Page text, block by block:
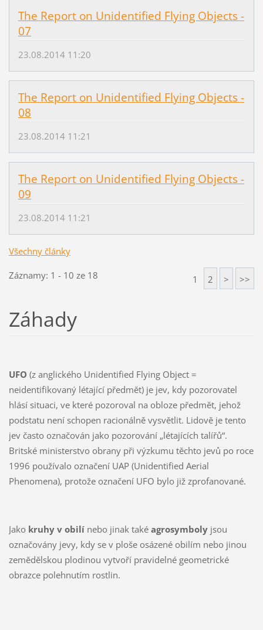
The Report on Unidentified Flying Objects -
07
23.08.2014 11:20
The Report on Unidentified Flying Objects -
08
23.08.2014 11:21
The Report on Unidentified Flying Objects -
09
23.08.2014 11:21
Všechny články
Záznamy: 1 - 10 ze 18 1 2 > >>
Záhady
UFO (z anglického Unidentified Flying Object =
neidentifikovaný létající předmět) je jev, kdy pozorovatel
hlásí situaci, ve které pozoroval na obloze předmět, jehož
podstatu není schopen racionálně vysvětlit. Lidově je tento
jev často označován jako pozorování „létajících talířů“.
Britské ministerstvo obrany při výzkumu těchto jevů po roce
1996 používalo označení UAP (Unidentified Aerial
Phenomena), protože označení UFO bylo již zprofanované.
Jako kruhy v obilínebo jinak také agrosymbolyjsou
označovány jevy, kdy se v ploše osázené obilím nebo jinou
zemědělskou plodinou vytvoří pravidelné geometrické
obrazce polehnutím rostlin.